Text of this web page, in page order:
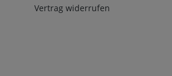
Vertrag widerrufen